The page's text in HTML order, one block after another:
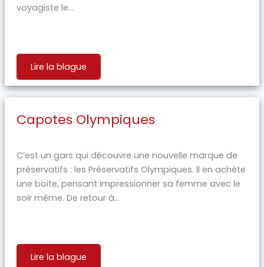
voyagiste le...
Lire la blague
Capotes Olympiques
C’est un gars qui découvre une nouvelle marque de
préservatifs : les Préservatifs Olympiques. Il en achète
une boite, pensant impressionner sa femme avec le
soir même. De retour à...
Lire la blague